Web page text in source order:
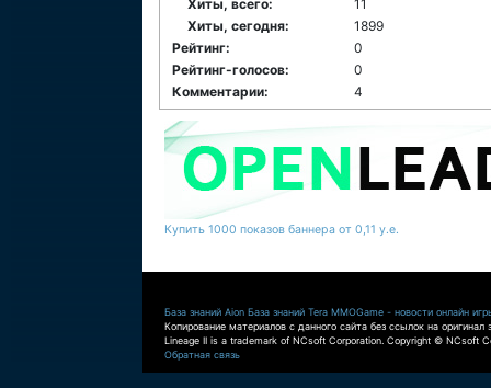
Хиты, всего:
11
Хиты, сегодня:
1899
Рейтинг:
0
Рейтинг-голосов:
0
Комментарии:
4
Купить 1000 показов баннера от 0,11 у.е.
База знаний Aion База знаний Tera MMOGame - новости онлайн
Копирование материалов с данного сайта без ссылок на оригинал
Lineage II is a trademark of NCsoft Corporation. Copyright © NCsoft
Обратная связь